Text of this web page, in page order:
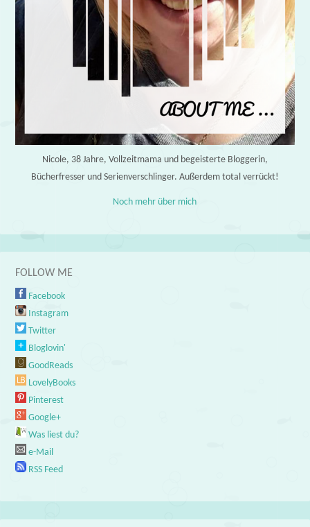
Nicole, 38 Jahre, Vollzeitmama und begeisterte Bloggerin,
Bücherfresser und Serienverschlinger. Außerdem total verrückt!
Noch mehr über mich
FOLLOW ME
Facebook
Instagram
Twitter
Bloglovin'
GoodReads
LovelyBooks
Pinterest
Google+
Was liest du?
e-Mail
RSS Feed